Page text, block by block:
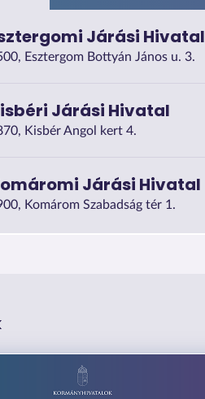
Járási Hivatal
Esztergom Bottyán János u. 3.
Járási Hivatal
Kisbér Angol kert 4.
Járási Hivatal
Komárom Szabadság tér 1.